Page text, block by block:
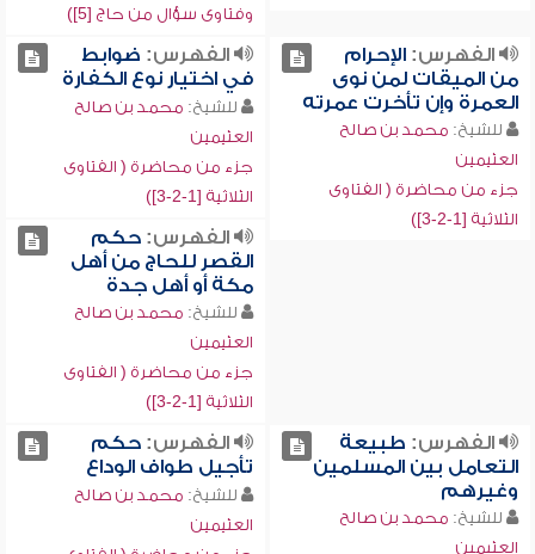
وفتاوى سؤال من حاج [5])
الفهرس:الإحرام
من الميقات لمن نوى
العمرة وإن تأخرت عمرته
للشيخ: محمد بن صالح
العثيمين
جزء من محاضرة ( الفتاوى
الثلاثية [1-2-3])
الفهرس: ضوابط
في اختيار نوع الكفارة
للشيخ: محمد بن صالح
العثيمين
جزء من محاضرة ( الفتاوى
الثلاثية [1-2-3])
الفهرس:حكم
القصر للحاج من أهل
مكة أو أهل جدة
للشيخ: محمد بن صالح
العثيمين
جزء من محاضرة ( الفتاوى
الثلاثية [1-2-3])
الفهرس: طبيعة
التعامل بين المسلمين
وغيرهم
للشيخ: محمد بن صالح
العثيمين
الفهرس:حكم
تأجيل طواف الوداع
للشيخ: محمد بن صالح
العثيمين